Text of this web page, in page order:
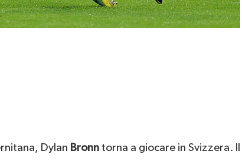
Dylan Bronn torna a giocare in Svizzera. Il